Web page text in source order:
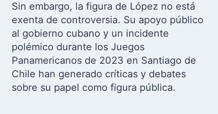
Sin embargo, la figura de López no está
exenta de controversia. Su apoyo público
al gobierno cubano y un incidente
polémico durante los Juegos
Panamericanos de 2023 en Santiago de
Chile han generado críticas y debates
sobre su papel como figura pública.